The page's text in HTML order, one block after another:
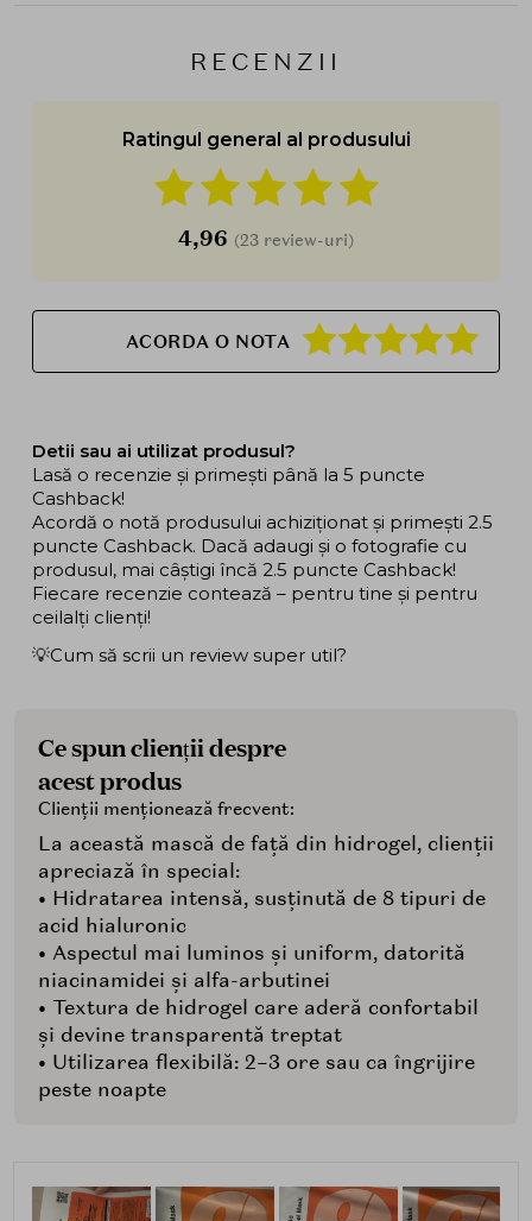
RECENZII
Ratingul general al produsului
4,96 (23 review-uri)
ACORDA O NOTA
Detii sau ai utilizat produsul?
Lasă o recenzie și primești până la 5 puncte
Cashback!
Acordă o notă produsului achiziționat și primești 2.5
puncte Cashback. Dacă adaugi și o fotografie cu
produsul, mai câștigi încă 2.5 puncte Cashback!
Fiecare recenzie contează – pentru tine și pentru
ceilalți clienți!
💡Cum să scrii un review super util?
Ce spun clienții despre
acest produs
Clienții menționează frecvent:
La această mască de față din hidrogel, clienții
apreciază în special:
• Hidratarea intensă, susținută de 8 tipuri de
acid hialuronic
• Aspectul mai luminos și uniform, datorită
niacinamidei și alfa-arbutinei
• Textura de hidrogel care aderă confortabil
și devine transparentă treptat
• Utilizarea flexibilă: 2–3 ore sau ca îngrijire
peste noapte